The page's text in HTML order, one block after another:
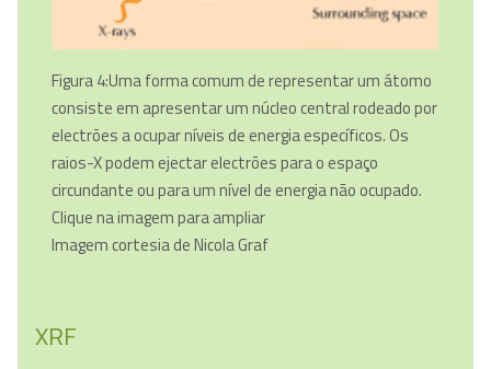
Figura 4:Uma forma comum de representar um átomo
consiste em apresentar um núcleo central rodeado por
electrões a ocupar níveis de energia específicos. Os
raios-X podem ejectar electrões para o espaço
circundante ou para um nível de energia não ocupado.
Clique na imagem para ampliar
Imagem cortesia de Nicola Graf
XRF